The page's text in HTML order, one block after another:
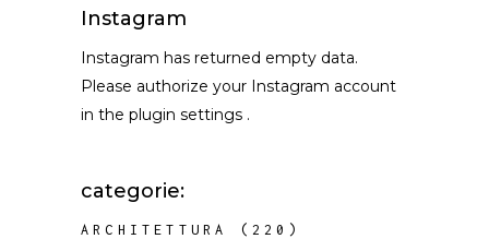
Instagram
Instagram has returned empty data.
Please authorize your Instagram account
in the plugin settings .
categorie:
ARCHITETTURA
(220)